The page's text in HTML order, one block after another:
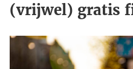
(vrijwel) gratis